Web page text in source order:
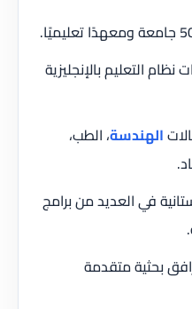
التعليم بالإنجليزية
الهندسة، الطب،
في العديد من برامج
بحثية متقدمة